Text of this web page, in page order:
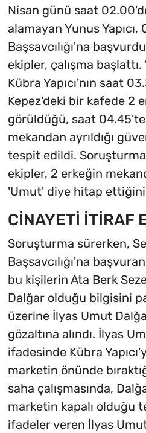
Nisan günü saat
alamayan Yunus
Başsavcılığı'na
ekipler, çalışma başlattı.
Kübra Yapıcı'nın saat
Kepez'deki bir kafede 2
görüldüğü, saat
mekandan ayrıldığı
tespit edildi.
ekipler, 2 erkeğin
'Umut' diye hitap
CİNAYETİ İTİRAF
Soruşturma sürerken,
Başsavcılığı'na
bu kişilerin Ata Berk
Dalğar olduğu bilgisini
üzerine İlyas Umut
gözaltına alındı. İlyas
ifadesinde Kübra
marketin önünde
saha çalışmasında,
marketin kapalı olduğu
ifadeler veren İlyas